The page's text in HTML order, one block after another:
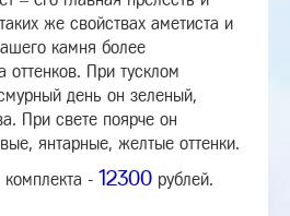
же свойствах аметиста и
камня более
оттенков. При тусклом
день он зеленый,
При свете поярче он
янтарные, желтые оттенки.
комплекта - 12300 рублей.